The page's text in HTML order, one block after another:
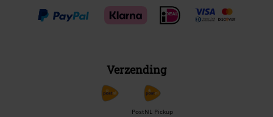
Verzending
PostNL Pickup